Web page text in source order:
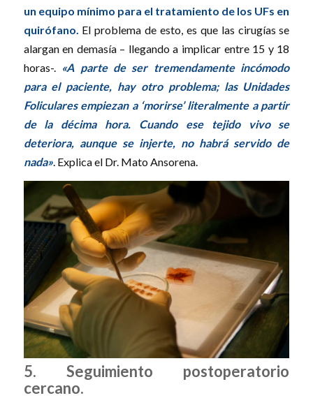
un equipo mínimo para el tratamiento de los UFs en
quirófano. El problema de esto, es que las cirugías se
alargan en demasía – llegando a implicar entre 15 y 18
horas-.«A parte de ser tremendamente incómodo
para el paciente, hay otro problema; las Unidades
Foliculares empiezan a ‘morirse’ literalmente a partir
de la décima hora. Cuando ese tejido vivo se
deteriora, aunque se injerte, no habrá servido de
nada». Explica el Dr. Mato Ansorena.
5. Seguimiento postoperatorio
cercano.